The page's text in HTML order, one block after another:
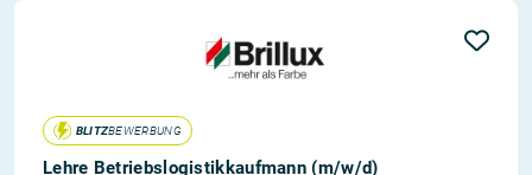
BLITZBEWERBUNG
Lehre Betriebslogistikkaufmann (m/w/d)